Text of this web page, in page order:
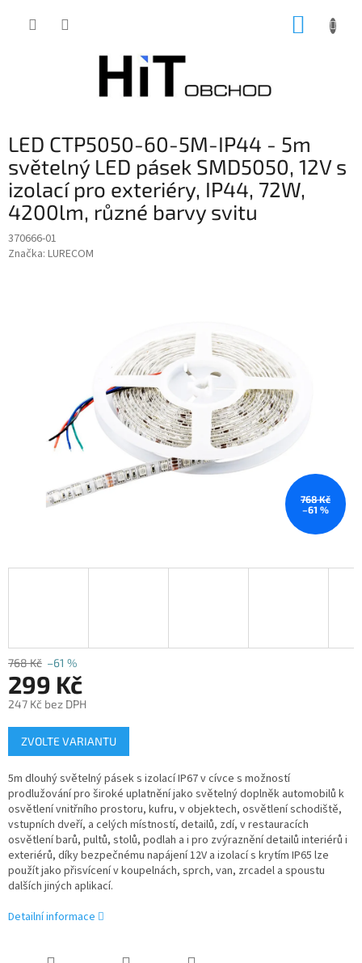
LED CTP5050-60-5M-IP44 - 5m
světelný LED pásek SMD5050, 12V s
izolací pro exteriéry, IP44, 72W,
4200lm, různé barvy svitu
370666-01
Značka: LURECOM
768 Kč
–61 %
768 Kč –61 %
299 Kč
247 Kč bez DPH
Měrná
cena:
ZVOLTE VARIANTU
5m dlouhý světelný pásek s izolací IP67 v cívce s možností
prodlužování pro široké uplatnění jako světelný doplněk automobilů k
osvětlení vnitřního prostoru, kufru, v objektech, osvětlení schodiště,
vstupních dveří, a celých místností, detailů, zdí, v restauracích
osvětlení barů, pultů, stolů, podlah a i pro zvýraznění detailů interiérů i
exteriérů, díky bezpečnému napájení 12V a izolací s krytím IP65 lze
použít jako přisvícení v koupelnách, sprch, van, zrcadel a spoustu
dalších jiných aplikací.
Detailní informace